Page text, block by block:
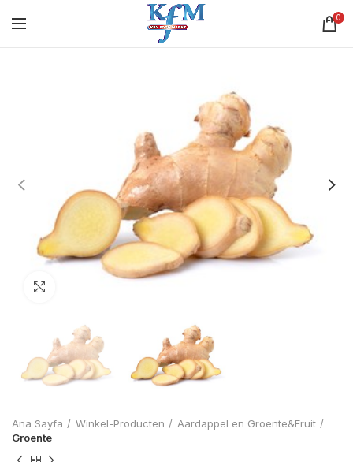
0
Ana Sayfa Winkel-Producten
Aardappel en Groente&Fruit
Groente